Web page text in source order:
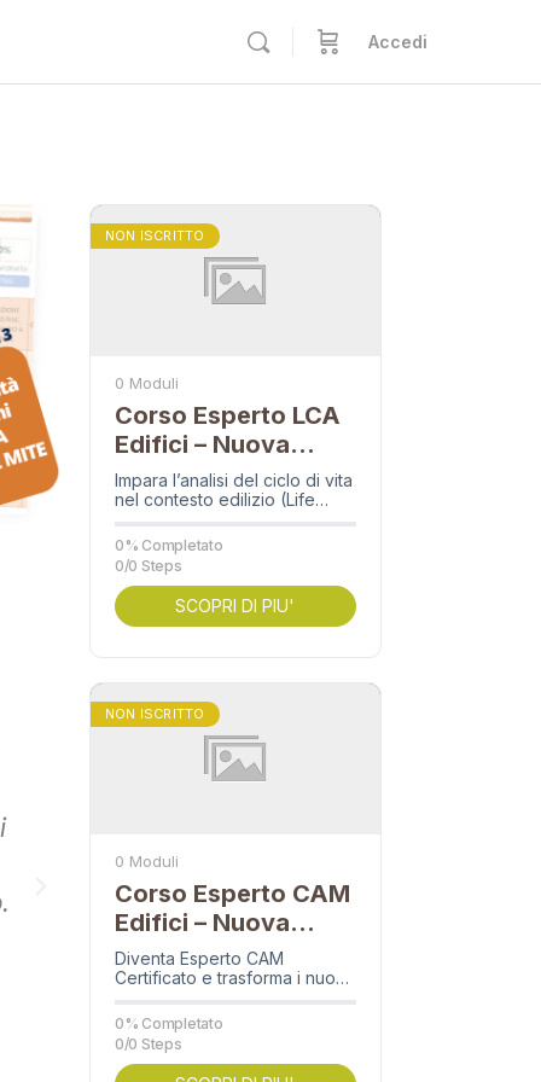
Accedi
Gentile collega, innanzitutto volevo
software che ho acquistato da te e
NON ISCRITTO
0 Moduli
Corso Esperto LCA
Edifici – Nuova
Edizione
Impara l’analisi del ciclo di vita
nel contesto edilizio (Life
Cycle Assessment), dai
fondamenti normativi a casi
pratici sui cui…
0% Completato
0/0 Steps
SCOPRI DI PIU'
NON ISCRITTO
0 Moduli
Corso Esperto CAM
Edifici – Nuova
Edizione
Diventa Esperto CAM
Certificato e trasforma i nuovi
obblighi del DM 24/11/2025
nel tuo più forte vantaggio
competitivo. Quando:
Autunno…
0% Completato
0/0 Steps